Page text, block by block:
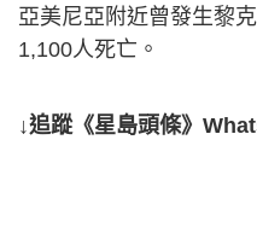
亞美尼亞附近曾發生黎
1,100人死亡。
↓追蹤《星島頭條》